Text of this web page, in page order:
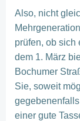
Also, nicht
prüfen, ob sich
dem 1. März
Bochumer
Sie, soweit
einer gute